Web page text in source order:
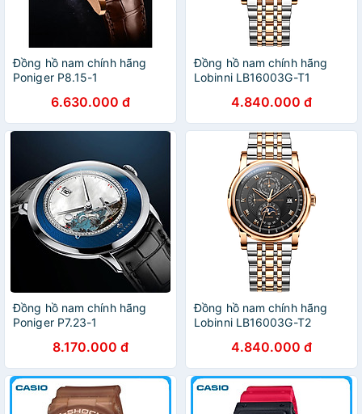
Đồng hồ nam chính hãng
Poniger P8.15-1
6.630.000 đ
Đồng hồ nam chính hãng
Lobinni LB16003G-T1
4.840.000 đ
Đồng hồ nam chính hãng
Poniger P7.23-1
8.170.000 đ
Đồng hồ nam chính hãng
Lobinni LB16003G-T2
4.840.000 đ